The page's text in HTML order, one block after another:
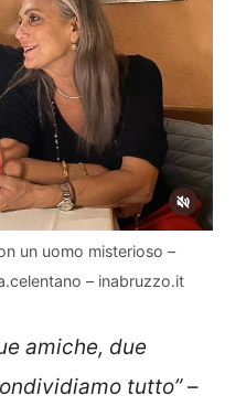
un uomo misterioso –
– inabruzzo.it
amiche, due
tutto”–